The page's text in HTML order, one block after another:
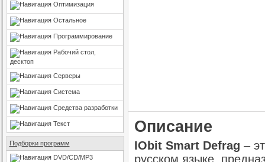
Оптимизация
Остальное
Программирование
Рабочий стол,
десктоп
Серверы
Система
Средства разработки
Текст
Подборки программ
DVD/CD/MP3
Описание
IObit Smart Defrag –
русском языке,